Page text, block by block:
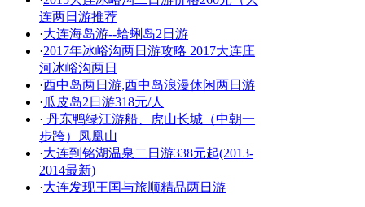
连两日游推荐
·大连海岛游--蛤蜊岛2日游
·2017年冰峪沟两日游攻略 2017大连庄
河冰峪沟两日
·西中岛两日游,西中岛浪漫休闲两日游
·瓜皮岛2日游318元/人
· 丹东鸭绿江游船、虎山长城（中朝一
步跨）凤凰山
·大连到铭湖温泉二日游338元起(2013-
2014最新)
·大连发现王国与旅顺精品两日游